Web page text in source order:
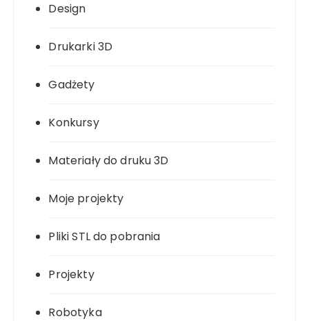
Design
Drukarki 3D
Gadżety
Konkursy
Materiały do druku 3D
Moje projekty
Pliki STL do pobrania
Projekty
Robotyka